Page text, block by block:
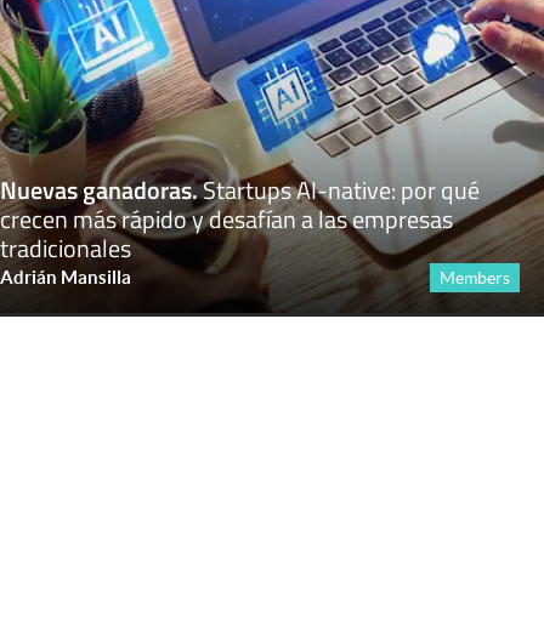
Nuevas ganadoras.Startups AI-native: por qué
crecen más rápido y desafían a las empresas
tradicionales
Adrián Mansilla Members